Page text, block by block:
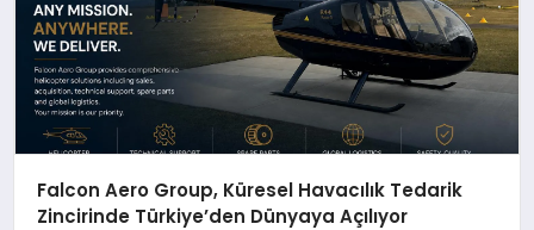
Falcon Aero Group, Küresel Havacılık Tedarik
Zincirinde Türkiye’den Dünyaya Açılıyor